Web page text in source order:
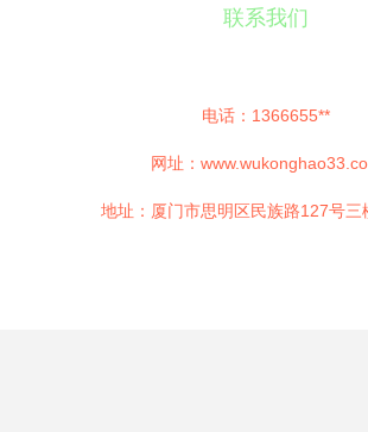
联系我们
电话：1366655**
网址：
地址：厦门市思明区民族路127号三